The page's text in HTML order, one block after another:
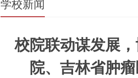
校院联动谋发展
院、吉林省肿